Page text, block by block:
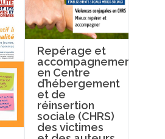
Repérage et
accompagnement
en Centre
d’hébergement
et de
réinsertion
sociale (CHRS)
des victimes